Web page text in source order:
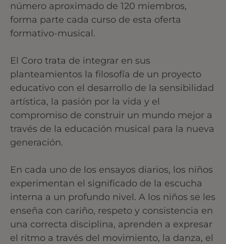
número aproximado de 120 miembros,
forma parte cada curso de esta oferta
formativo-musical.
El Coro trata de integrar en sus
planteamientos la filosofía de un proyecto
educativo con el desarrollo de la sensibilidad
artística, la pasión por la vida y el
compromiso de construir un mundo mejor a
través de la educación musical para la nueva
generación.
En cada uno de los ensayos diarios, los niños
experimentan el significado de la escucha
interna a un profundo nivel. A los niños se les
enseña con cariño, respeto y consistencia en
una correcta disciplina, aprenden a expresar
el ritmo a través del movimiento, la danza, el